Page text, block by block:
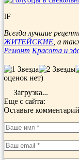
IF
Всегда лучшие
ЖИТЕЙСКИЕ , а
Ремонт Красота и
оценок нет)
Загрузка...
Еще с сайта:
Оставьте